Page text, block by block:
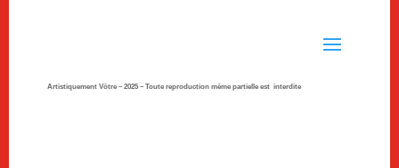
Artistiquement Vôtre – 2025 –Toute reproduction même partielle est interdite